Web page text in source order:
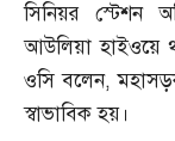
সিনিয়র স্টেশন
আউলিয়া হাইওয়ে
ওসি বলেন,
স্বাভাবিক হয়।